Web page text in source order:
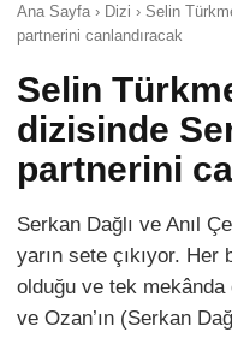
Ana Sayfa › Dizi › Selin
partnerini canlandıracak
Selin
dizisinde
partnerini
Serkan Dağlı ve Anıl
yarın sete çıkıyor.
olduğu ve tek
ve Ozan’ın (Serkan